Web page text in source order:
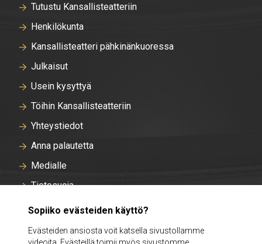
Tutustu Kansallisteatteriin
Henkilökunta
Kansallisteatteri pähkinänkuoressa
Julkaisut
Usein kysyttyä
Töihin Kansallisteatteriin
Yhteystiedot
Anna palautetta
Medialle
Tietosuoja
Tallentavan kameravalvonnan rekisteriseloste
Evästeasetukset
Sopiiko evästeiden käyttö?
Evästeiden ansiosta voit katsella sivustollamme